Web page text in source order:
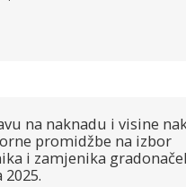
na naknadu i visine
promidžbe na izbor
i zamjenika